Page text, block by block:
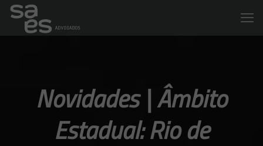
Novidades | Âmbito
Estadual: Rio de